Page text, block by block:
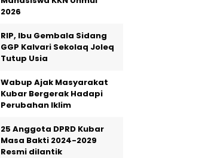
2026
RIP, Ibu Gembala Sidang
GGP Kalvari Sekolaq Joleq
Tutup Usia
Wabup Ajak Masyarakat
Kubar Bergerak Hadapi
Perubahan Iklim
25 Anggota DPRD Kubar
Masa Bakti 2024-2029
Resmi dilantik